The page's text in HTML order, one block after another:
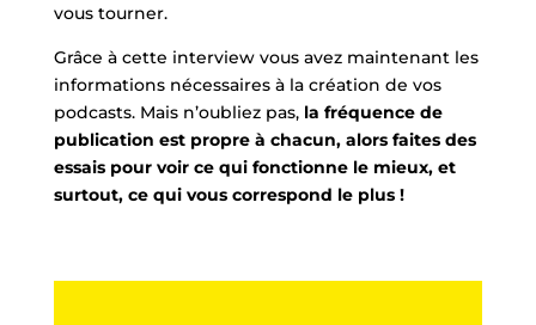
vous tourner.
Grâce à cette interview vous avez maintenant les
informations nécessaires à la création de vos
podcasts. Mais n’oubliez pas, la fréquence de
publication est propre à chacun, alors faites des
essais pour voir ce qui fonctionne le mieux, et
surtout, ce qui vous correspond le plus !